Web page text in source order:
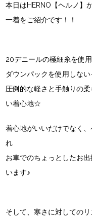
本日はHERNO【ヘルノ】
一着をご紹介です！！
20デニールの極細糸を使
ダウンパックを使用しな
圧倒的な軽さと手触りの
い着心地☆
着心地がいいだけでなく
れ
お車でのちょっとしたお
います♪
そして、寒さに対してのリ